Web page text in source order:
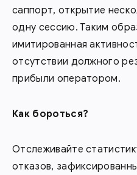
саппорт, открытие
одну сессию. Таким
имитированная
отсутствии должного
прибыли оператором.
Как бороться?
Отслеживайте
отказов,